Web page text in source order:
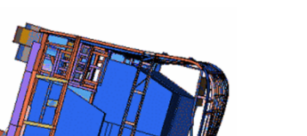
HyperWorks企業版免費試用
Altair夥伴聯盟
通風效能
破解雞舍高溫死角｜CFD 模擬環控養
雞場氣流優化策略
自動倉儲貨架系統 CAE 有限元素耐震
分析
Altair 解決方案
基於 Altair SimSolid 的工業電子設
備隨機振動模擬